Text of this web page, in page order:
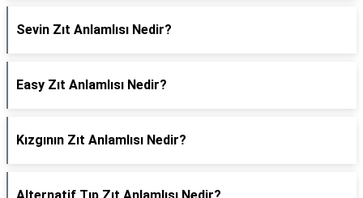
Sevin Zıt Anlamlısı Nedir?
Easy Zıt Anlamlısı Nedir?
Kızgının Zıt Anlamlısı Nedir?